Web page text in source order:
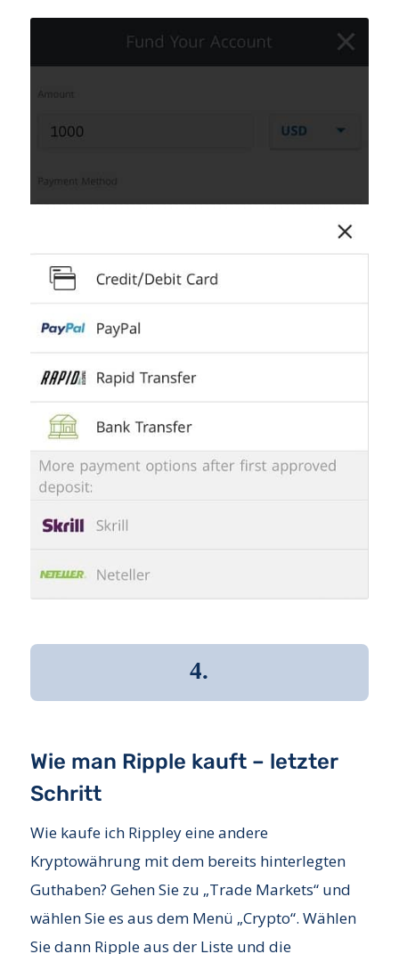
4.
Wie man Ripple kauft – letzter
Schritt
Wie kaufe ich Rippley eine andere
Kryptowährung mit dem bereits hinterlegten
Guthaben? Gehen Sie zu „Trade Markets“ und
wählen Sie es aus dem Menü „Crypto“. Wählen
Sie dann Ripple aus der Liste und die